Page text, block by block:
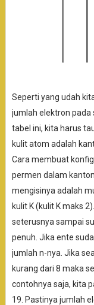
Seperti yang udah
jumlah elektron pada
tabel ini, kita harus
kulit atom adalah
Cara membuat
permen dalam
mengisinya adalah
kulit K (kulit K maks
seterusnya sampai
penuh. Jika ente
jumlah n-nya. Jika
kurang dari 8 maka
contohnya saja, kita
19. Pastinya jumlah